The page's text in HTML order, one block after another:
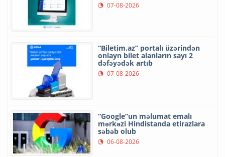
07-08-2026
“Biletim.az” portalı üzərindən
onlayn bilet alanların sayı 2
dəfəyədək artıb
07-08-2026
“Google”un məlumat emalı
mərkəzi Hindistanda etirazlara
səbəb olub
06-08-2026